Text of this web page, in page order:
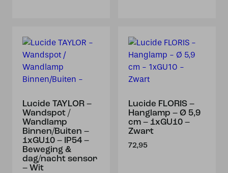
Lucide TAYLOR –
Wandspot /
Wandlamp
Binnen/Buiten –
1xGU10 – IP54 –
Beweging &
dag/nacht sensor
– Wit
Lucide FLORIS –
Hanglamp – Ø 5,9
cm – 1xGU10 –
Zwart
72,95